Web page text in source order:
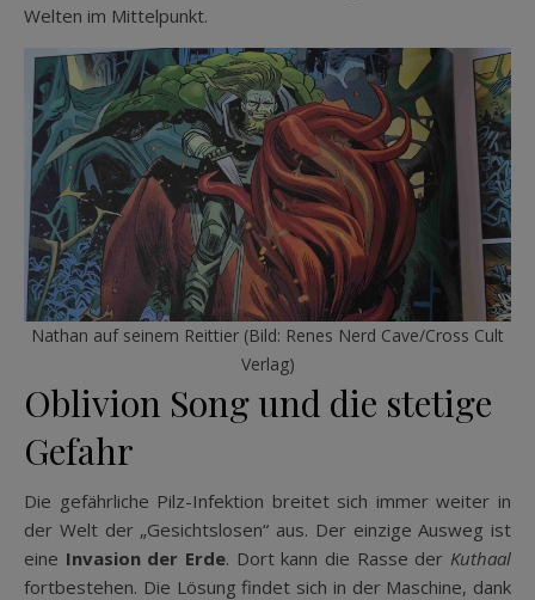
Welten im Mittelpunkt.
Nathan auf seinem Reittier (Bild: Renes Nerd Cave/Cross Cult
Verlag)
Oblivion Song und die stetige
Gefahr
Die gefährliche Pilz-Infektion breitet sich immer weiter in
der Welt der „Gesichtslosen“ aus. Der einzige Ausweg ist
eine Invasion der Erde. Dort kann die Rasse der Kuthaal
fortbestehen. Die Lösung findet sich in der Maschine, dank